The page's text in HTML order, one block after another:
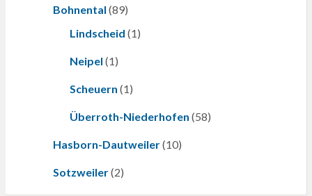
Bohnental (89)
Lindscheid (1)
Neipel (1)
Scheuern (1)
Überroth-Niederhofen (58)
Hasborn-Dautweiler(10)
Sotzweiler(2)